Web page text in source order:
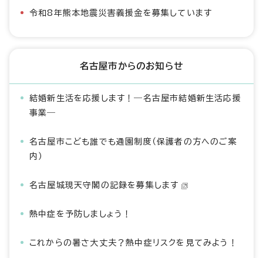
令和8年熊本地震災害義援金を募集しています
名古屋市からのお知らせ
結婚新生活を応援します！―名古屋市結婚新生活応援
事業―
名古屋市こども誰でも通園制度（保護者の方へのご案
内）
名古屋城現天守閣の記録を募集します
熱中症を予防しましょう！
これからの暑さ大丈夫？熱中症リスクを見てみよう！